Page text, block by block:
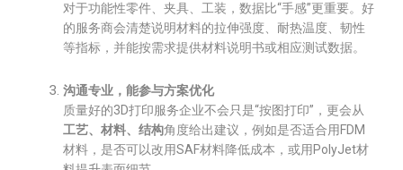
对于功能性零件、夹具、工装，数据比“手感”更重要。好
的服务商会清楚说明材料的拉伸强度、耐热温度、韧性
等指标，并能按需求提供材料说明书或相应测试数据。
沟通专业，能参与方案优化
质量好的3D打印服务企业不会只是“按图打印”，更会从
工艺、材料、结构角度给出建议，例如是否适合用FDM
材料，是否可以改用SAF材料降低成本，或用PolyJet材